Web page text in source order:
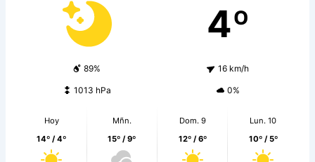
4º
89% 16 km/h
1013 hPa 0%
Hoy
14º / 4º
Mñn.
15º / 9º
Dom. 9
12º / 6º
Lun. 10
10º / 5º